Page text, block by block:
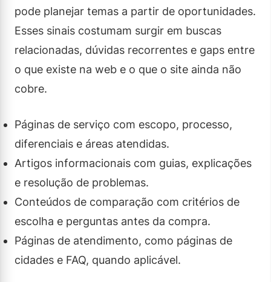
pode planejar temas a partir de oportunidades.
Esses sinais costumam surgir em buscas
relacionadas, dúvidas recorrentes e gaps entre
o que existe na web e o que o site ainda não
cobre.
Páginas de serviço com escopo, processo,
diferenciais e áreas atendidas.
Artigos informacionais com guias, explicações
e resolução de problemas.
Conteúdos de comparação com critérios de
escolha e perguntas antes da compra.
Páginas de atendimento, como páginas de
cidades e FAQ, quando aplicável.